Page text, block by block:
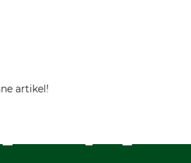
artikel!